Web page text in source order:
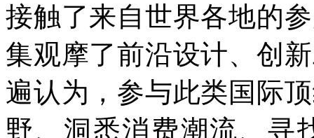
接触了来自世界各地的
集观摩了前沿设计、创
遍认为，参与此类国际
野、洞悉消费潮流、寻